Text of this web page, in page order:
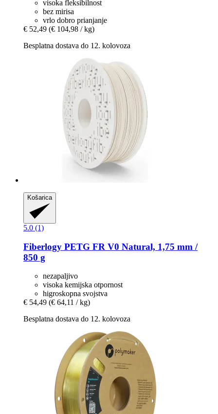
visoka fleksibilnost
bez mirisa
vrlo dobro prianjanje
€ 52,49 (€ 104,98 / kg)
Besplatna dostava do 12. kolovoza
Košarica
5.0 (1)
Fiberlogy PETG FR V0 Natural, 1,75 mm /
850 g
nezapaljivo
visoka kemijska otpornost
higroskopna svojstva
€ 54,49 (€ 64,11 / kg)
Besplatna dostava do 12. kolovoza